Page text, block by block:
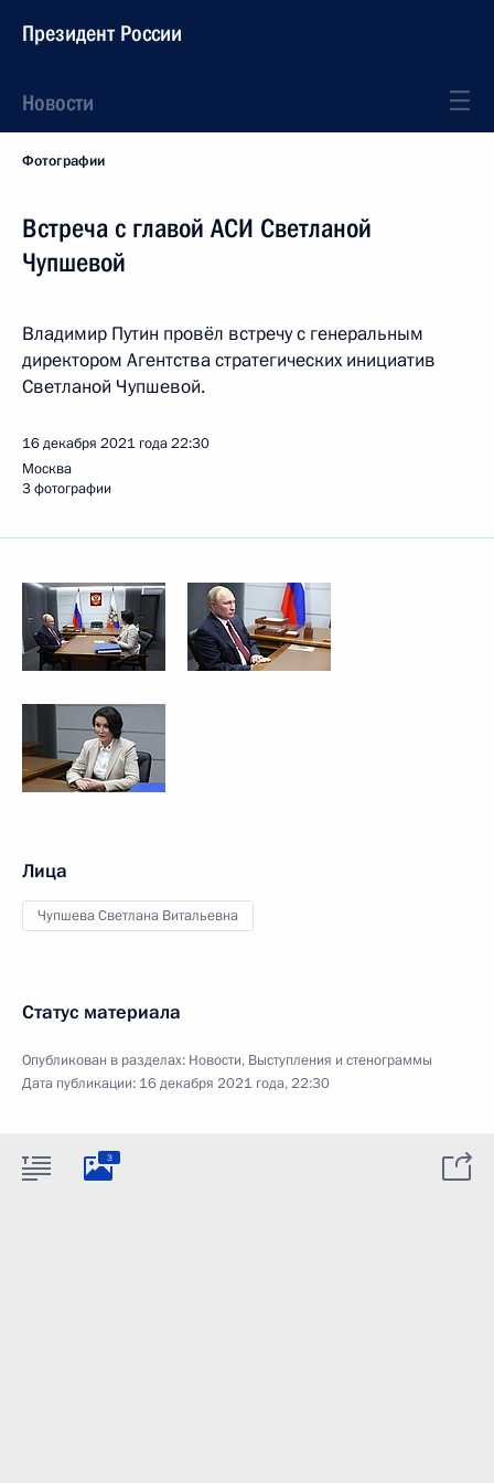
Президент России
Новости
Фотографии
Встреча с главой АСИ Светланой
Чупшевой
Владимир Путин провёл встречу с генеральным
директором Агентства стратегических инициатив
Светланой Чупшевой.
16 декабря 2021 года22:30
Москва
3 фотографии
Лица
Чупшева Светлана Витальевна
Статус материала
Опубликован в разделах: Новости, Выступления и стенограммы
Дата публикации: 16 декабря 2021 года, 22:30
3